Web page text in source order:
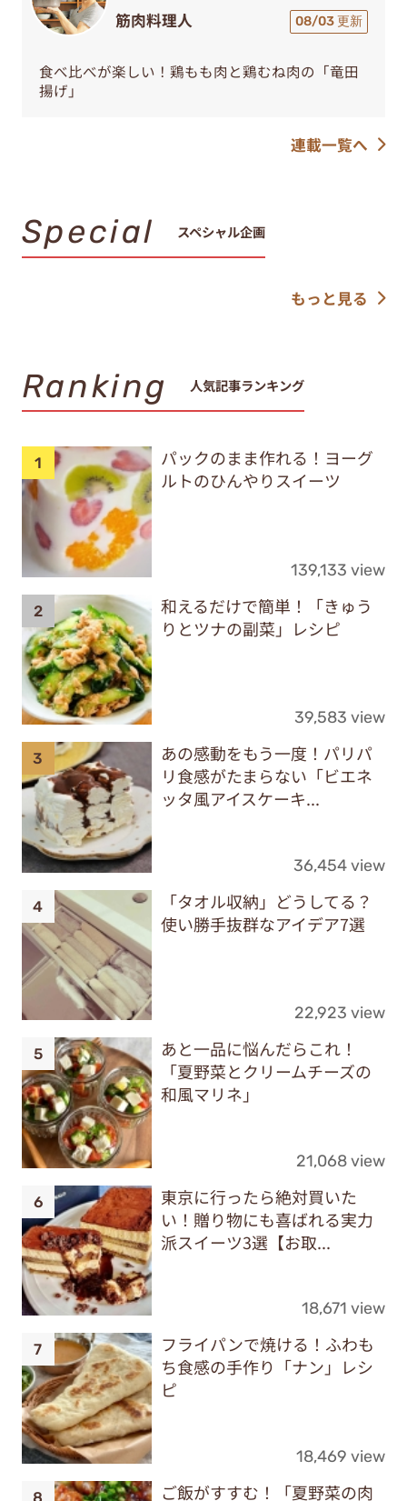
筋肉料理人 08/03 更新
食べ比べが楽しい！鶏もも肉と鶏むね肉の「竜田
揚げ」
連載一覧へ
Special スペシャル企画
もっと見る
Ranking 人気記事ランキング
パックのまま作れる！ヨーグ
ルトのひんやりスイーツ
139,133 view
和えるだけで簡単！「きゅう
りとツナの副菜」レシピ
39,583 view
あの感動をもう一度！パリパ
リ食感がたまらない「ビエネ
ッタ風アイスケーキ...
36,454 view
「タオル収納」どうしてる？
使い勝手抜群なアイデア7選
22,923 view
あと一品に悩んだらこれ！
「夏野菜とクリームチーズの
和風マリネ」
21,068 view
東京に行ったら絶対買いた
い！贈り物にも喜ばれる実力
派スイーツ3選【お取...
18,671 view
フライパンで焼ける！ふわも
ち食感の手作り「ナン」レシ
ピ
18,469 view
ご飯がすすむ！「夏野菜の肉